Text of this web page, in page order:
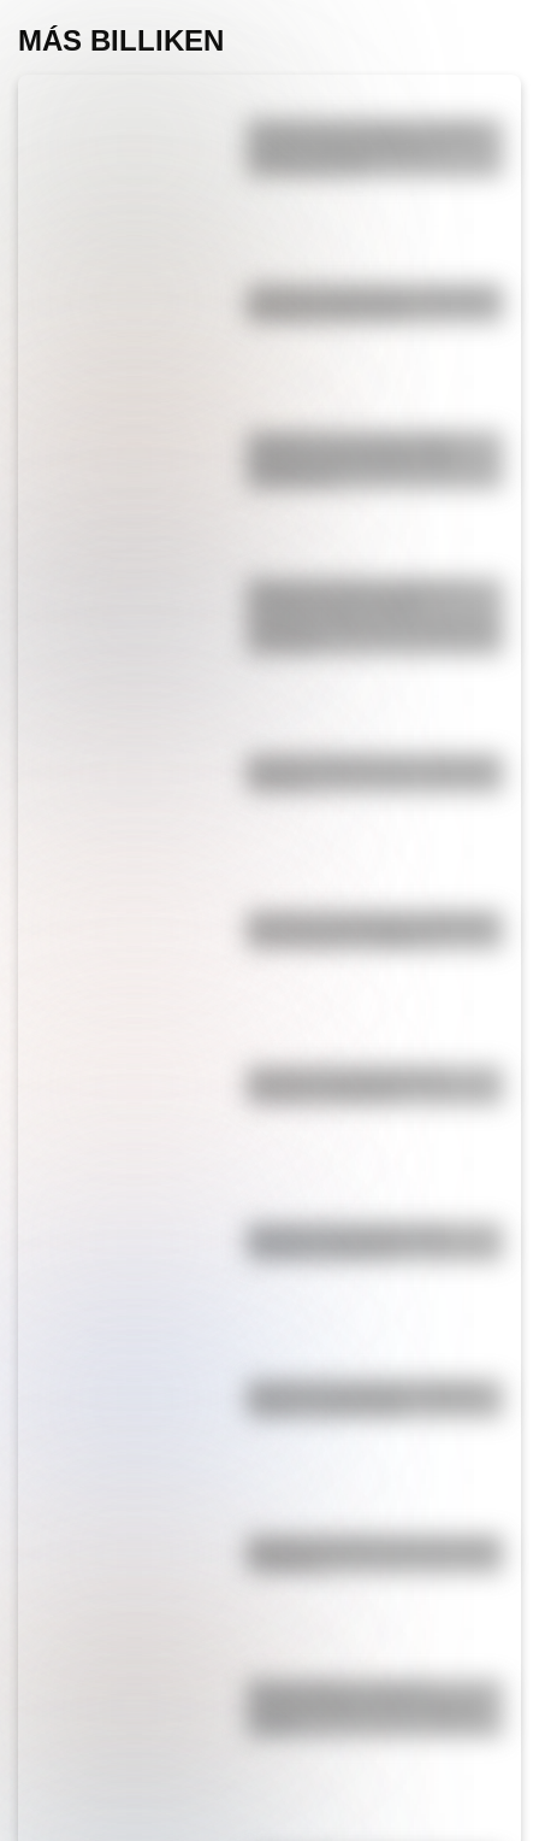
MÁS BILLIKEN
Conquista de América: origen,
¿Cómo se ingresan los vagones
Colocolo, uno de los gatos
Barrera de hielo de Ross: la
Bandera Wiphala para colorear e
Bandera de Santiago del Estero
Bandera de Panamá para
colorear e imprimir
Bandera de Ecuador para
Bandera de Córdoba: historia,
Bandera de Bolivia para colorear
Antonio Berni, el pintor
social